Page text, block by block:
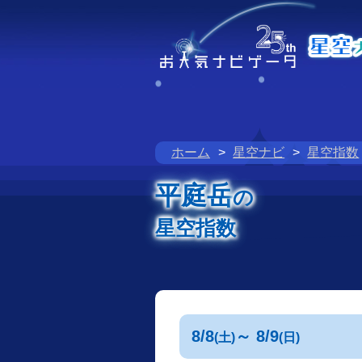
ホーム 星空ナビ 星空指数
平庭岳の
星空指数
8/8(土) ～ 8/9(日)